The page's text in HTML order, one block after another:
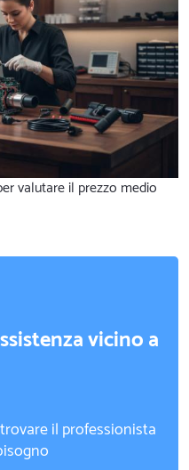
valutare il prezzo medio
vicino a
il professionista